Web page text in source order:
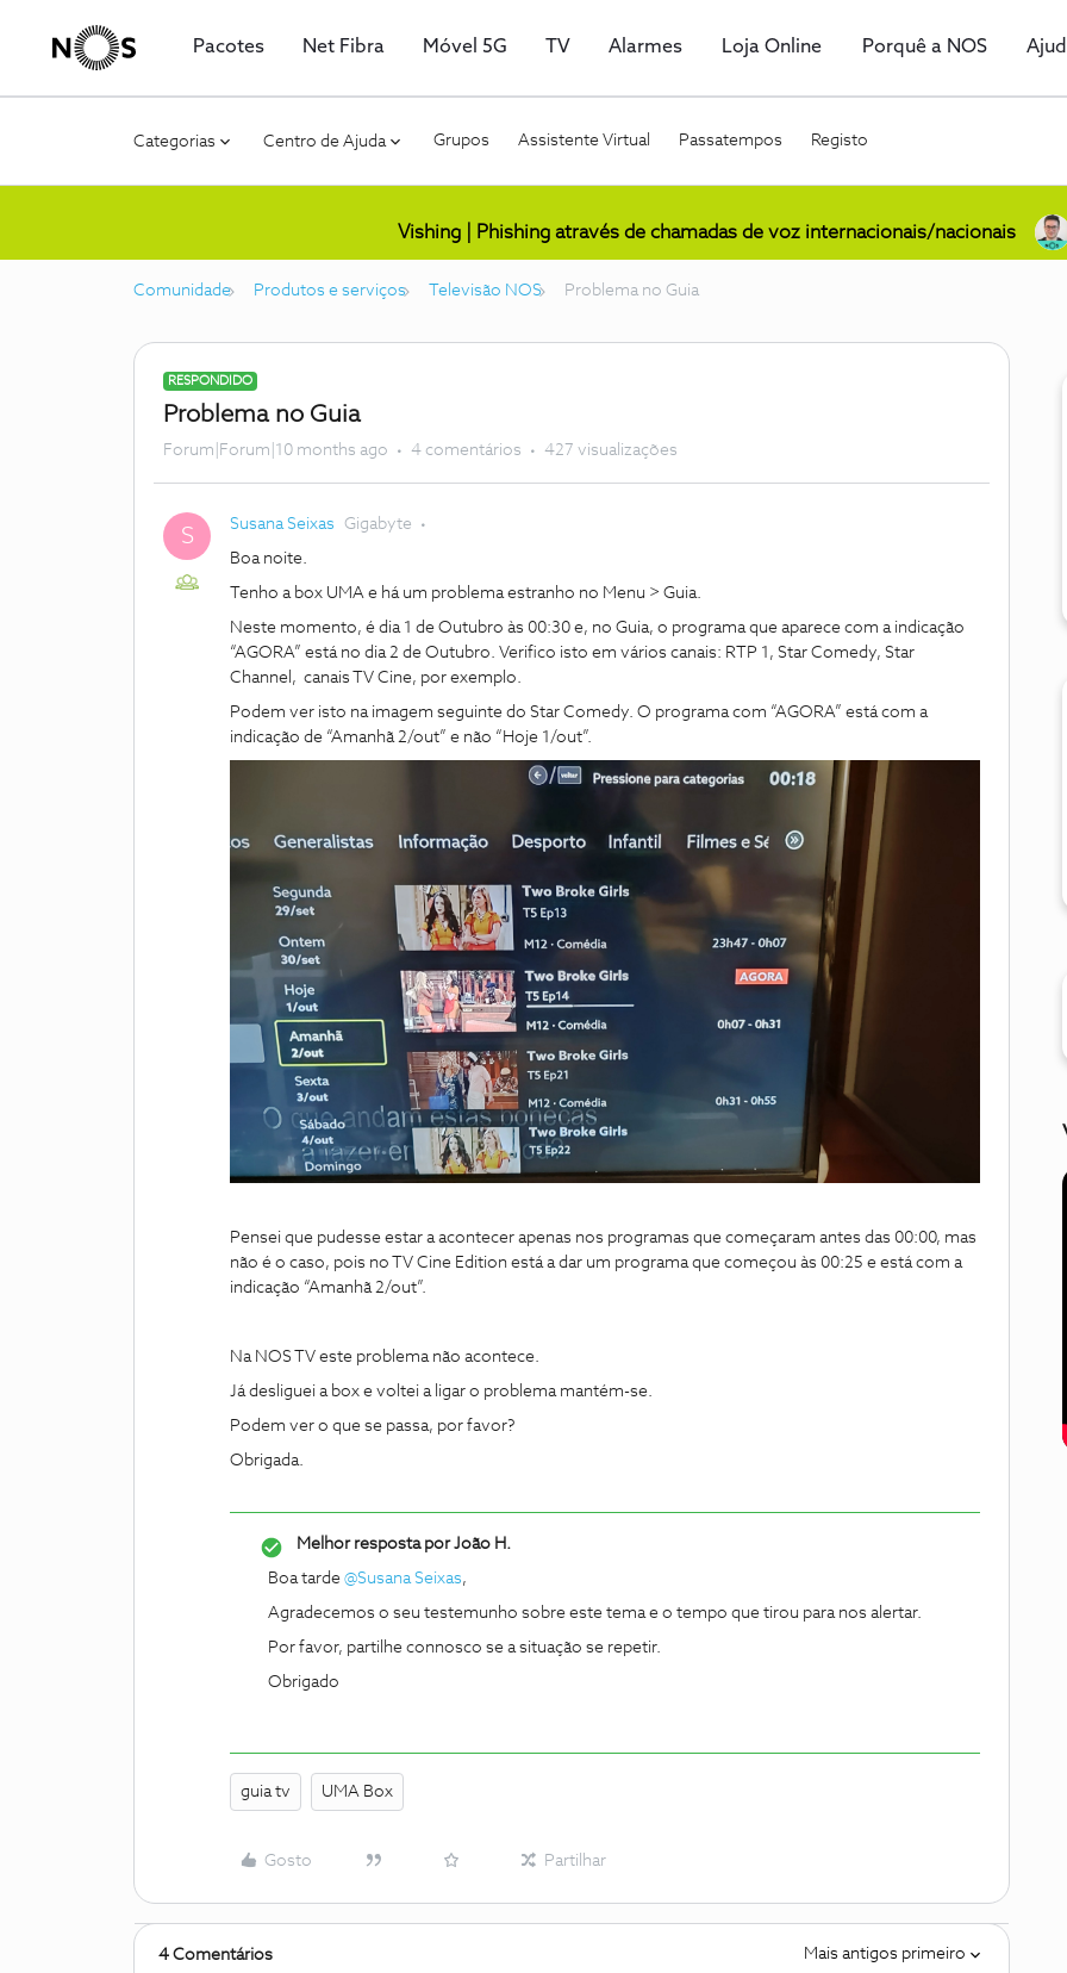
Pacotes Net Fibra Móvel 5G TV Alarmes Loja Online Porquê a NOS
Categorias Centro de Ajuda Grupos Assistente Virtual Passatempos Registo
Vishing | Phishing através de chamadas de voz internacionais/nacionais
Comunidade Produtos e serviços Televisão NOS Problema no Guia
RESPONDIDO
Problema no Guia
Forum|Forum|10 months ago 4 comentários 427 visualizações
S Susana Seixas Gigabyte
Boa noite.
Tenho a box UMA e há um problema estranho no Menu > Guia.
Neste momento, é dia 1 de Outubro às 00:30 e, no Guia, o programa que aparece com a indicação
“AGORA” está no dia 2 de Outubro. Verifico isto em vários canais: RTP 1, Star Comedy, Star
Channel, canais TV Cine, por exemplo.
Podem ver isto na imagem seguinte do Star Comedy. O programa com “AGORA” está com a
indicação de “Amanhã 2/out” e não “Hoje 1/out”.
Pensei que pudesse estar a acontecer apenas nos programas que começaram antes das 00:00, mas
não é o caso, pois no TV Cine Edition está a dar um programa que começou às 00:25 e está com a
indicação “Amanhã 2/out”.
Na NOS TV este problema não acontece.
Já desliguei a box e voltei a ligar o problema mantém-se.
Podem ver o que se passa, por favor?
Obrigada.
Melhor resposta porJoão H.
Boa tarde ​ @Susana Seixas,
Agradecemos o seu testemunho sobre este tema e o tempo que tirou para nos alertar.
Por favor, partilhe connosco se a situação se repetir.
Obrigado
guia tv UMA Box
Gosto Partilhar
4 Comentários Mais antigos primeiro